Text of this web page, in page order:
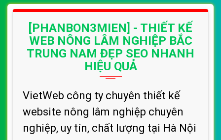
[PHANBON3MIEN] - THIẾT KẾ
WEB NÔNG LÂM NGHIỆP BẮC
TRUNG NAM ĐẸP SEO NHANH
HIỆU QUẢ
VietWeb công ty chuyên thiết kế
website nông lâm nghiệp chuyên
nghiệp, uy tín, chất lượng tại Hà Nội